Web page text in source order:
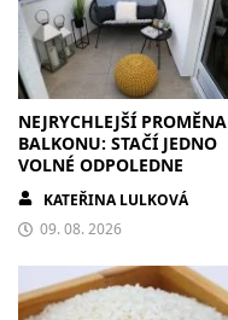
NEJRYCHLEJŠÍ PROMĚNA
BALKONU: STAČÍ JEDNO
VOLNÉ ODPOLEDNE
KATEŘINA LULKOVÁ
09. 08. 2026